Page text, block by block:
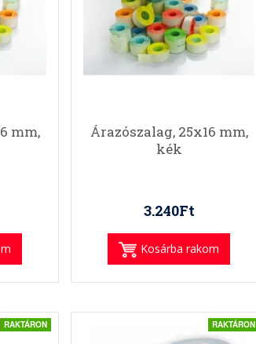
mm,
Árazószalag, 25x16 mm,
kék
3.240Ft
Kosárba rakom
RAKTÁRON RAKTÁRON